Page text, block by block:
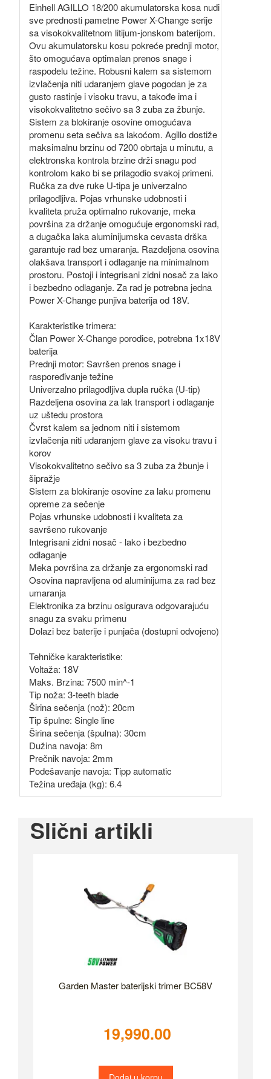
Einhell AGILLO 18/200 akumulatorska kosa nudi
sve prednosti pametne Power X-Change serije
sa visokokvalitetnom litijum-jonskom baterijom.
Ovu akumulatorsku kosu pokreće prednji motor,
što omogućava optimalan prenos snage i
raspodelu težine. Robusni kalem sa sistemom
izvlačenja niti udaranjem glave pogodan je za
gusto rastinje i visoku travu, a takođe ima i
visokokvalitetno sečivo sa 3 zuba za žbunje.
Sistem za blokiranje osovine omogućava
promenu seta sečiva sa lakoćom. Agillo dostiže
maksimalnu brzinu od 7200 obrtaja u minutu, a
elektronska kontrola brzine drži snagu pod
kontrolom kako bi se prilagodio svakoj primeni.
Ručka za dve ruke U-tipa je univerzalno
prilagodljiva. Pojas vrhunske udobnosti i
kvaliteta pruža optimalno rukovanje, meka
površina za držanje omogućuje ergonomski rad,
a dugačka laka aluminijumska cevasta drška
garantuje rad bez umaranja. Razdeljena osovina
olakšava transport i odlaganje na minimalnom
prostoru. Postoji i integrisani zidni nosač za lako
i bezbedno odlaganje. Za rad je potrebna jedna
Power X-Change punjiva baterija od 18V.
Karakteristike trimera:
Član Power X-Change porodice, potrebna 1x18V
baterija
Prednji motor: Savršen prenos snage i
raspoređivanje težine
Univerzalno prilagodljiva dupla ručka (U-tip)
Razdeljena osovina za lak transport i odlaganje
uz uštedu prostora
Čvrst kalem sa jednom niti i sistemom
izvlačenja niti udaranjem glave za visoku travu i
korov
Visokokvalitetno sečivo sa 3 zuba za žbunje i
šipražje
Sistem za blokiranje osovine za laku promenu
opreme za sečenje
Pojas vrhunske udobnosti i kvaliteta za
savršeno rukovanje
Integrisani zidni nosač - lako i bezbedno
odlaganje
Meka površina za držanje za ergonomski rad
Osovina napravljena od aluminijuma za rad bez
umaranja
Elektronika za brzinu osigurava odgovarajuću
snagu za svaku primenu
Dolazi bez baterije i punjača (dostupni odvojeno)
Tehničke karakteristike:
Voltaža: 18V
Maks. Brzina: 7500 min^-1
Tip noža: 3-teeth blade
Širina sečenja (nož): 20cm
Tip špulne: Single line
Širina sečenja (špulna): 30cm
Dužina navoja: 8m
Prečnik navoja: 2mm
Podešavanje navoja: Tipp automatic
Težina uređaja (kg): 6.4
Slični artikli
Garden Master baterijski trimer BC58V
19,990.00